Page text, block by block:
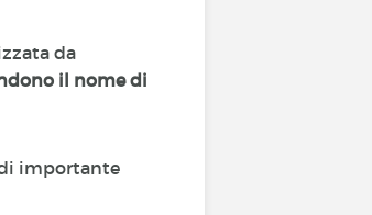
da
il nome di
importante